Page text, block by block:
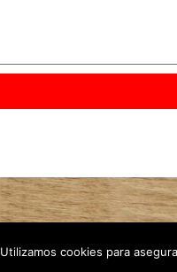
Utilizamos cookies para